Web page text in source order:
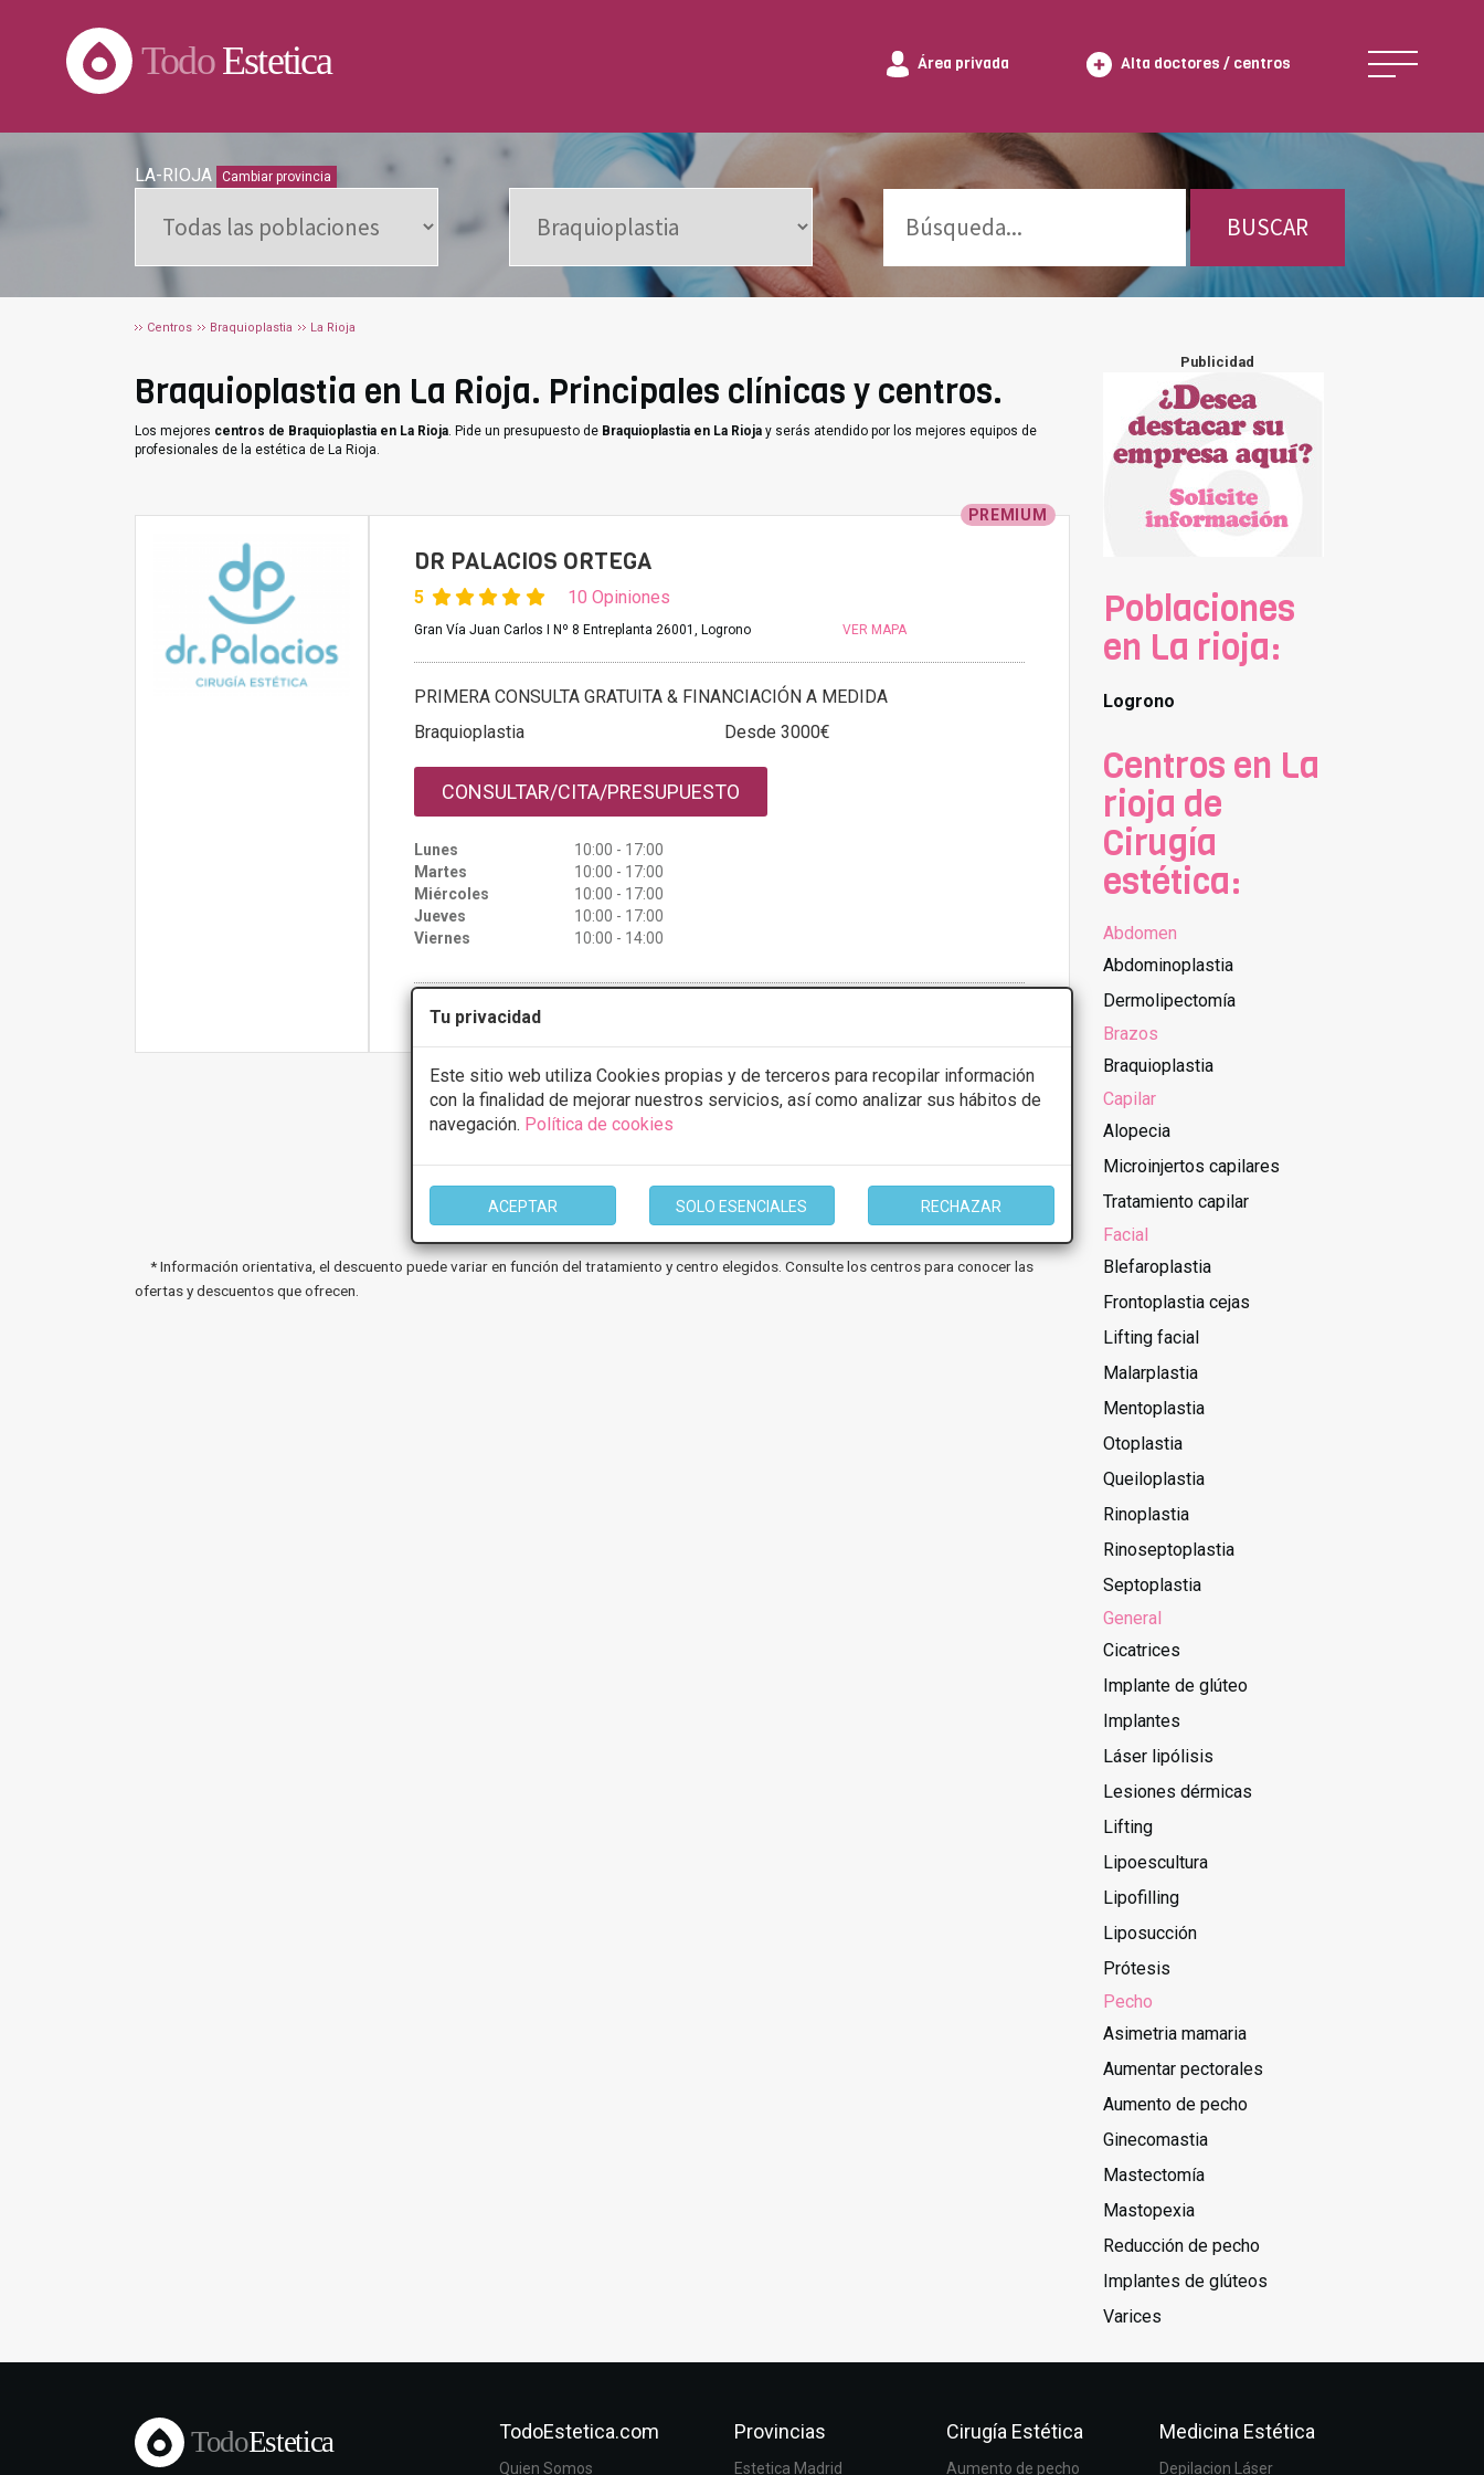
Tu privacidad
Este sitio web utiliza Cookies propias y de terceros para recopilar información
con la finalidad de mejorar nuestros servicios, así como analizar sus hábitos de
navegación. Política de cookies
ACEPTAR SOLO ESENCIALES RECHAZAR
TodoEstetica Área privada Alta doctores / centros
LA-RIOJA Cambiar provincia
BUSCAR
Centros Braquioplastia La Rioja
Braquioplastia en La Rioja. Principales clínicas y centros.
Los mejores centros de Braquioplastia en La Rioja. Pide un presupuesto de Braquioplastia en La Rioja y serás atendido por los mejores equipos de
profesionales de la estética de La Rioja.
PREMIUM
DR PALACIOS ORTEGA
5 10 Opiniones
Gran Vía Juan Carlos I Nº 8 Entreplanta 26001, Logrono VER MAPA
PRIMERA CONSULTA GRATUITA & FINANCIACIÓN A MEDIDA
Braquioplastia
Desde 3000€
CONSULTAR/CITA/PRESUPUESTO
Lunes
10:00 - 17:00
Martes
10:00 - 17:00
Miércoles
10:00 - 17:00
Jueves
10:00 - 17:00
Viernes
10:00 - 14:00
Más información
* Información orientativa, el descuento puede variar en función del tratamiento y centro elegidos. Consulte los centros para conocer las
ofertas y descuentos que ofrecen.
Publicidad
Poblaciones
en La rioja:
Logrono
Centros en La
rioja de
Cirugía
estética:
Abdomen
Abdominoplastia
Dermolipectomía
Brazos
Braquioplastia
Capilar
Alopecia
Microinjertos capilares
Tratamiento capilar
Facial
Blefaroplastia
Frontoplastia cejas
Lifting facial
Malarplastia
Mentoplastia
Otoplastia
Queiloplastia
Rinoplastia
Rinoseptoplastia
Septoplastia
General
Cicatrices
Implante de glúteo
Implantes
Láser lipólisis
Lesiones dérmicas
Lifting
Lipoescultura
Lipofilling
Liposucción
Prótesis
Pecho
Asimetria mamaria
Aumentar pectorales
Aumento de pecho
Ginecomastia
Mastectomía
Mastopexia
Reducción de pecho
Implantes de glúteos
Varices
TodoEstetica TodoEstetica.com
Quien Somos
Provincias
Estetica Madrid
Cirugía Estética
Aumento de pecho
Medicina Estética
Depilacion Láser